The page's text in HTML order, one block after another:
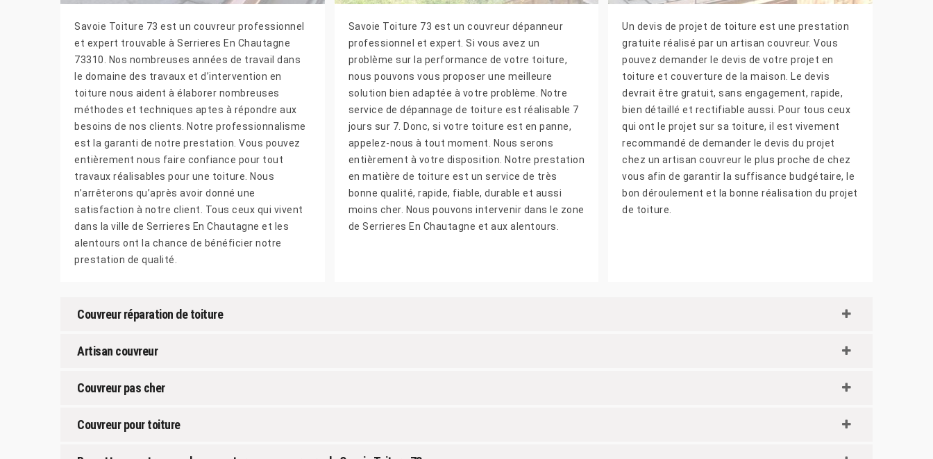
Savoie Toiture 73 est un couvreur professionnel
et expert trouvable à Serrieres En Chautagne
73310. Nos nombreuses années de travail dans
le domaine des travaux et d’intervention en
toiture nous aident à élaborer nombreuses
méthodes et techniques aptes à répondre aux
besoins de nos clients. Notre professionnalisme
est la garanti de notre prestation. Vous pouvez
entièrement nous faire confiance pour tout
travaux réalisables pour une toiture. Nous
n’arrêterons qu’après avoir donné une
satisfaction à notre client. Tous ceux qui vivent
dans la ville de Serrieres En Chautagne et les
alentours ont la chance de bénéficier notre
prestation de qualité.
Savoie Toiture 73 est un couvreur dépanneur
professionnel et expert. Si vous avez un
problème sur la performance de votre toiture,
nous pouvons vous proposer une meilleure
solution bien adaptée à votre problème. Notre
service de dépannage de toiture est réalisable 7
jours sur 7. Donc, si votre toiture est en panne,
appelez-nous à tout moment. Nous serons
entièrement à votre disposition. Notre prestation
en matière de toiture est un service de très
bonne qualité, rapide, fiable, durable et aussi
moins cher. Nous pouvons intervenir dans le zone
de Serrieres En Chautagne et aux alentours.
Un devis de projet de toiture est une prestation
gratuite réalisé par un artisan couvreur. Vous
pouvez demander le devis de votre projet en
toiture et couverture de la maison. Le devis
devrait être gratuit, sans engagement, rapide,
bien détaillé et rectifiable aussi. Pour tous ceux
qui ont le projet sur sa toiture, il est vivement
recommandé de demander le devis du projet
chez un artisan couvreur le plus proche de chez
vous afin de garantir la suffisance budgétaire, le
bon déroulement et la bonne réalisation du projet
de toiture.
Couvreur réparation de toiture
Artisan couvreur
Couvreur pas cher
Couvreur pour toiture